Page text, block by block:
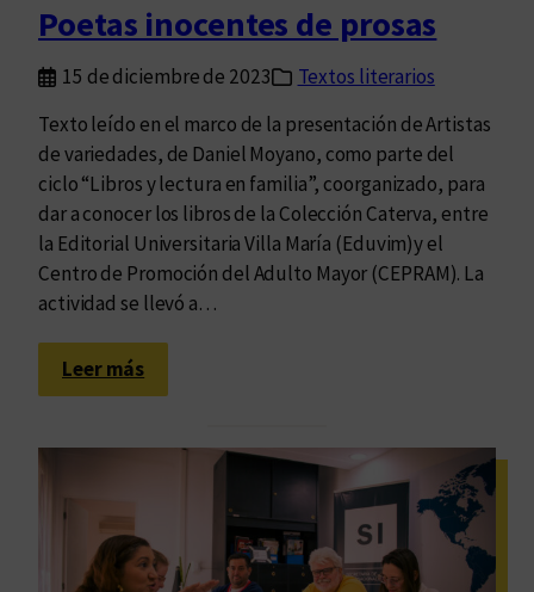
Poetas inocentes de prosas
15 de diciembre de 2023
Textos literarios
Texto leído en el marco de la presentación de Artistas
de variedades, de Daniel Moyano, como parte del
ciclo “Libros y lectura en familia”, coorganizado, para
dar a conocer los libros de la Colección Caterva, entre
la Editorial Universitaria Villa María (Eduvim)y el
Centro de Promoción del Adulto Mayor (CEPRAM). La
actividad se llevó a…
Leer más:
P
s
i